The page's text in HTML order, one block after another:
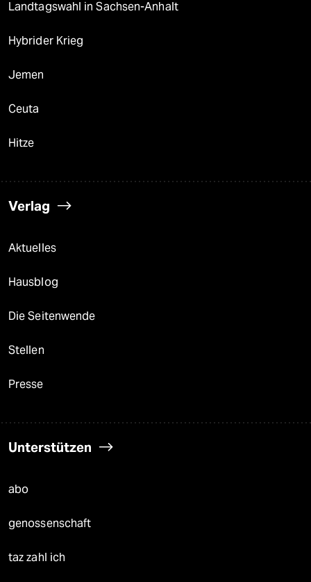
Landtagswahl in Sachsen-Anhalt
Hybrider Krieg
Jemen
Ceuta
Hitze
Verlag
Aktuelles
Hausblog
Die Seitenwende
Stellen
Presse
Unterstützen
abo
genossenschaft
taz zahl ich